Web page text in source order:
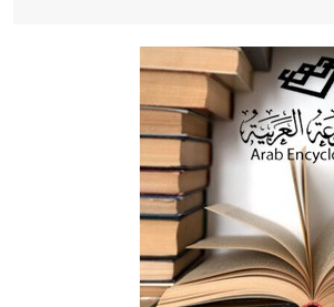
كتب في الطب أربعة مؤلفات هي:
التغذية، ورسالته في جروح الرأس. ويعود
الطب من الدين والفلسفة.
إفراز حيواني يتكون في البحر ويتركب
الكلسيوم، وهو أحمر أو شديد الحمرة وهو
بكبر الحجم ويسمى الش